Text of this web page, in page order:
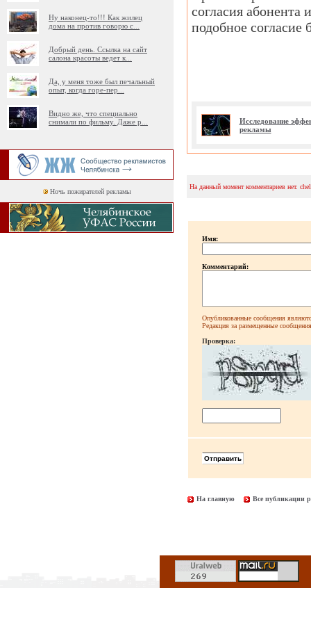
Ну наконец-то!!! Как жилец
дома на против говорю с
Добрый день. Ссылка на сайт
салона красоты ведет к
Да, у меня тоже был печальный
опыт, когда горе-пер
Видно же, что специально
снимали по фильму. Даже р
Ночь пожирателей рекламы
согласия абонента
подобное согласие
Исследование
рекламы
На данный момент комментариев нет.
Имя:
Комментарий:
Опубликованные сообщения
Редакция за размещенные сообщения
Проверка:
На главную Все публикации